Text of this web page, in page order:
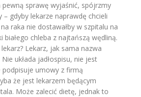
pewną sprawę wyjaśnić, spójrzmy
– gdyby lekarze naprawdę chcieli
raka nie dostawałby w szpitalu na
białego chleba z najtańszą wędliną.
Lekarz, jak sama nazwa
układa jadłospisu, nie jest
podpisuje umowy z firmą
że jest lekarzem będącym
Może zalecić dietę, jednak to